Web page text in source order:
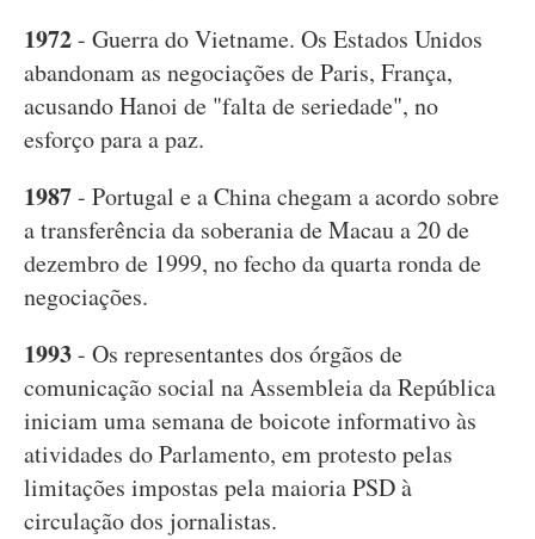
1972- Guerra do Vietname. Os Estados Unidos
abandonam as negociações de Paris, França,
acusando Hanoi de "falta de seriedade", no
esforço para a paz.
1987- Portugal e a China chegam a acordo sobre
a transferência da soberania de Macau a 20 de
dezembro de 1999, no fecho da quarta ronda de
negociações.
1993- Os representantes dos órgãos de
comunicação social na Assembleia da República
iniciam uma semana de boicote informativo às
atividades do Parlamento, em protesto pelas
limitações impostas pela maioria PSD à
circulação dos jornalistas.